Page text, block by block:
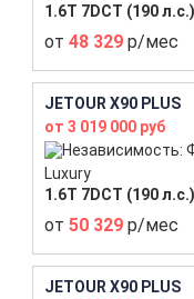
1.6T 7DCT (190
от 48 329 р/мес
JETOUR X90 PLUS
от 3 019 000 руб
Luxury
1.6T 7DCT (190
от 50 329 р/мес
JETOUR X90 PLUS